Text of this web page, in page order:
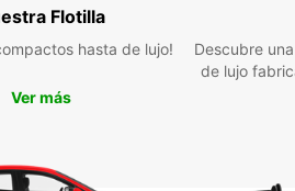
Flotilla
hasta de lujo!
Ver más
Descubre
de lujo